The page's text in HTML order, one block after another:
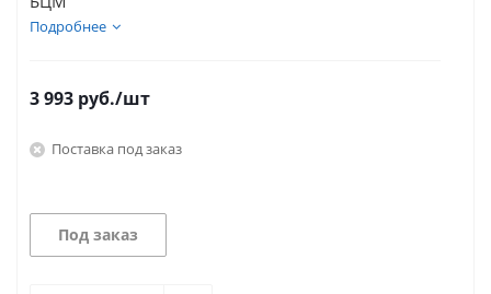
Подробнее
3 993 руб./шт
Поставка под заказ
Под заказ